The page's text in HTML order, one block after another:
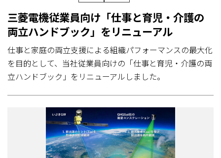
三菱電機従業員向け「仕事と育児・介護の
両立ハンドブック」をリニューアル
仕事と家庭の両立支援による組織パフォーマンスの最大化
を目的として、当社従業員向けの「仕事と育児・介護の両
立ハンドブック」をリニューアルしました。